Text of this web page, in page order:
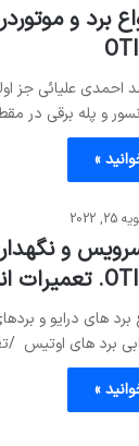
برد و
علیائی جز
و پله برقی در
»
2022
و
برد های
»